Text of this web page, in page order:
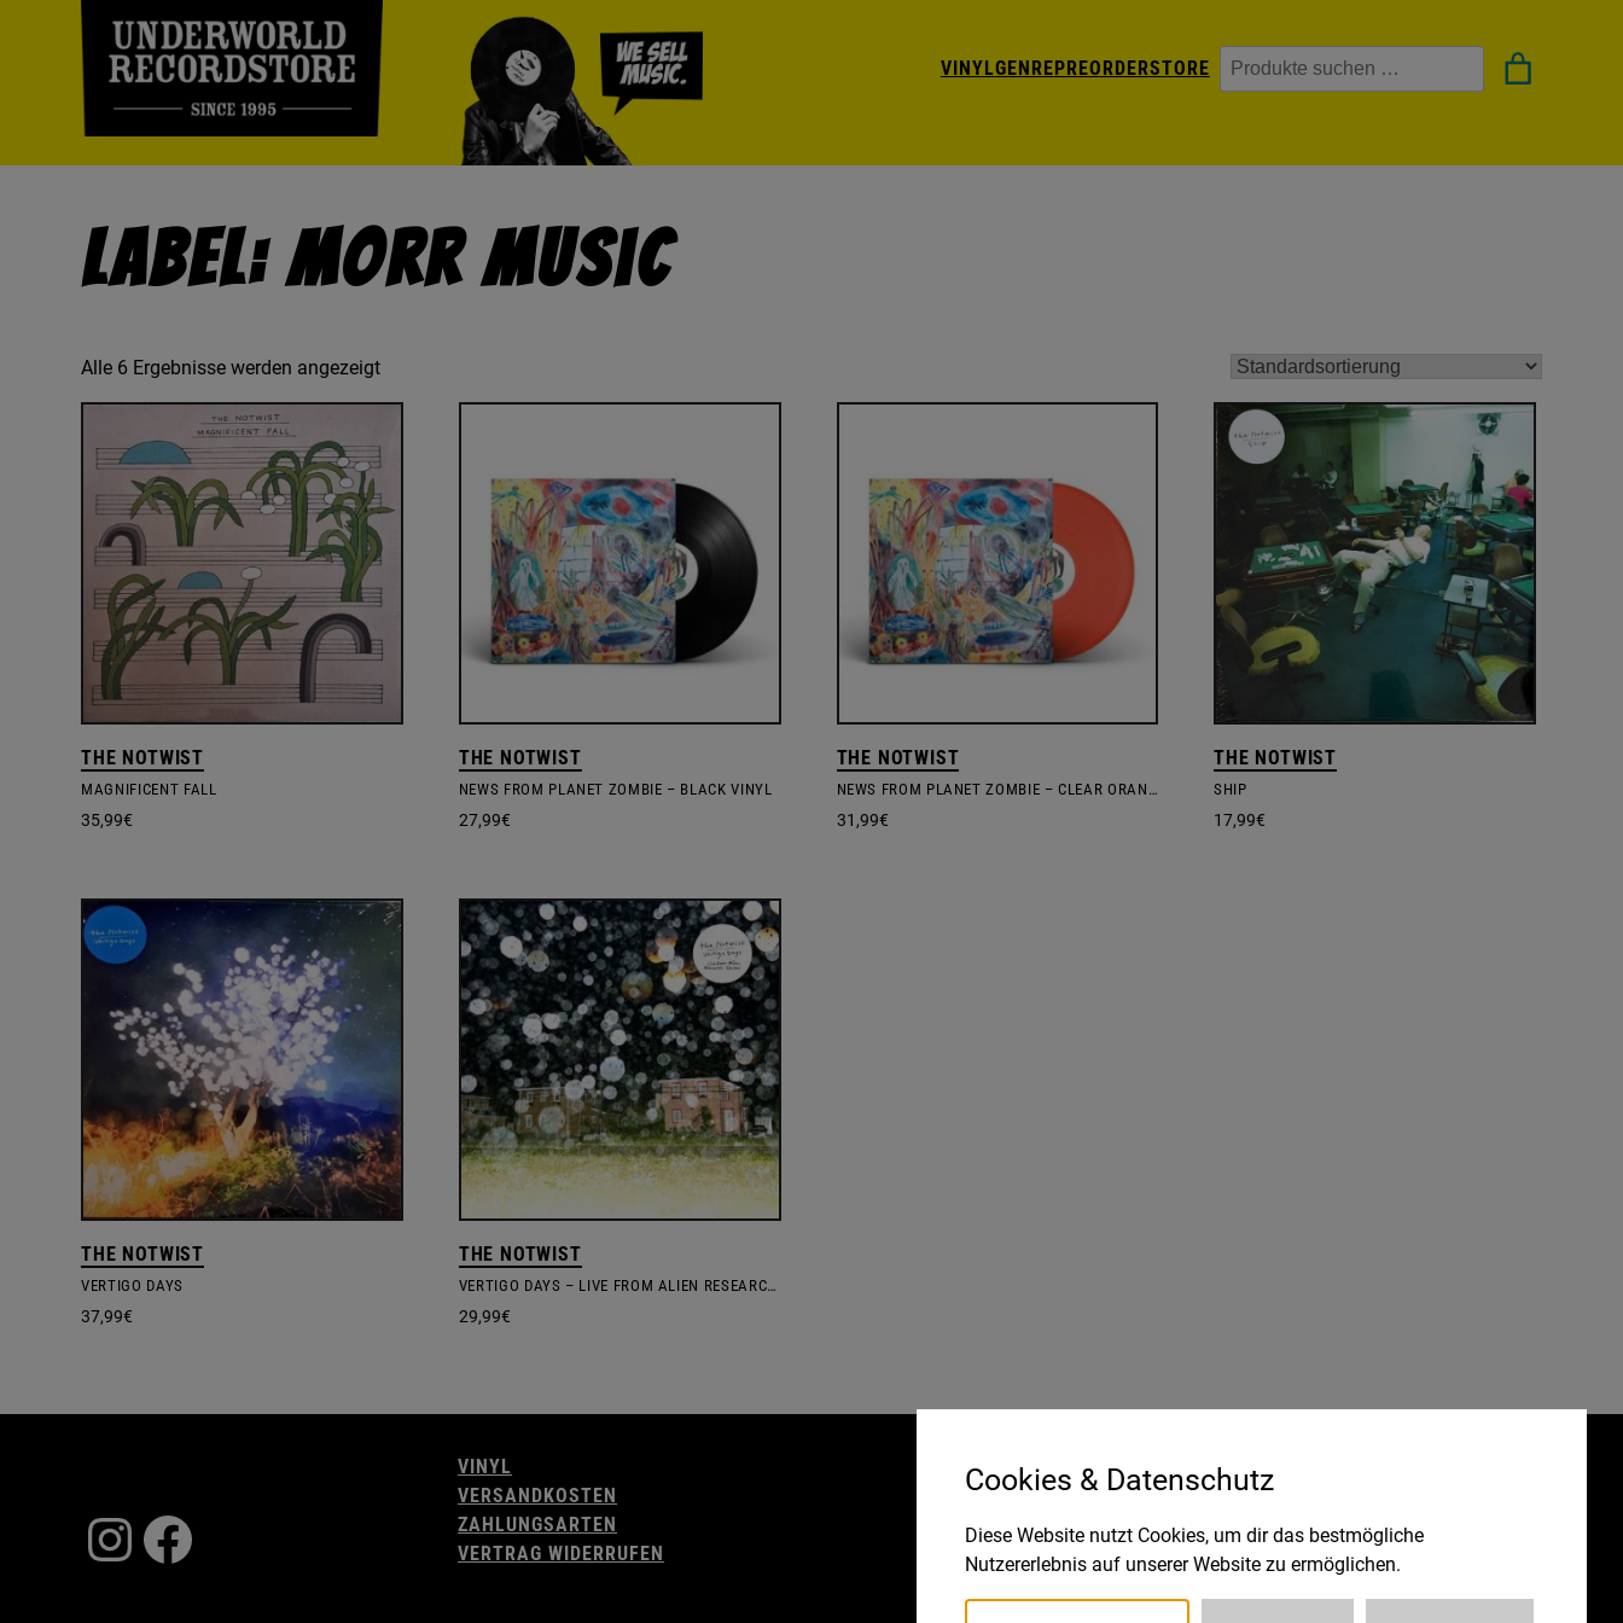
VINYLGENREPREORDERSTORE Suchen
Label: Morr Music
Alle 6 Ergebnisse werden angezeigt
THE NOTWIST
MAGNIFICENT FALL
35,99€
THE NOTWIST
NEWS FROM PLANET ZOMBIE – BLACK VINYL
27,99€
THE NOTWIST
NEWS FROM PLANET ZOMBIE – CLEAR ORANGE VINYL EDITION
31,99€
THE NOTWIST
SHIP
17,99€
THE NOTWIST
VERTIGO DAYS
37,99€
THE NOTWIST
VERTIGO DAYS – LIVE FROM ALIEN RESEARCH CENTER
29,99€
Instagram
Facebook
VINYL
VERSANDKOSTEN
ZAHLUNGSARTEN
VERTRAG WIDERRUFEN
WIDERRUFSBELEHRUNG
IMPRESSUM
DATENSCHUTZ
Cookies & Datenschutz
Diese Website nutzt Cookies, um dir das bestmögliche
Nutzererlebnis auf unserer Website zu ermöglichen.